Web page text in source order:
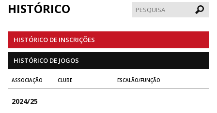
HISTÓRICO
HISTÓRICO DE INSCRIÇÕES
HISTÓRICO DE JOGOS
ASSOCIAÇÃO CLUBE ESCALÃO/FUNÇÃO
2024/25